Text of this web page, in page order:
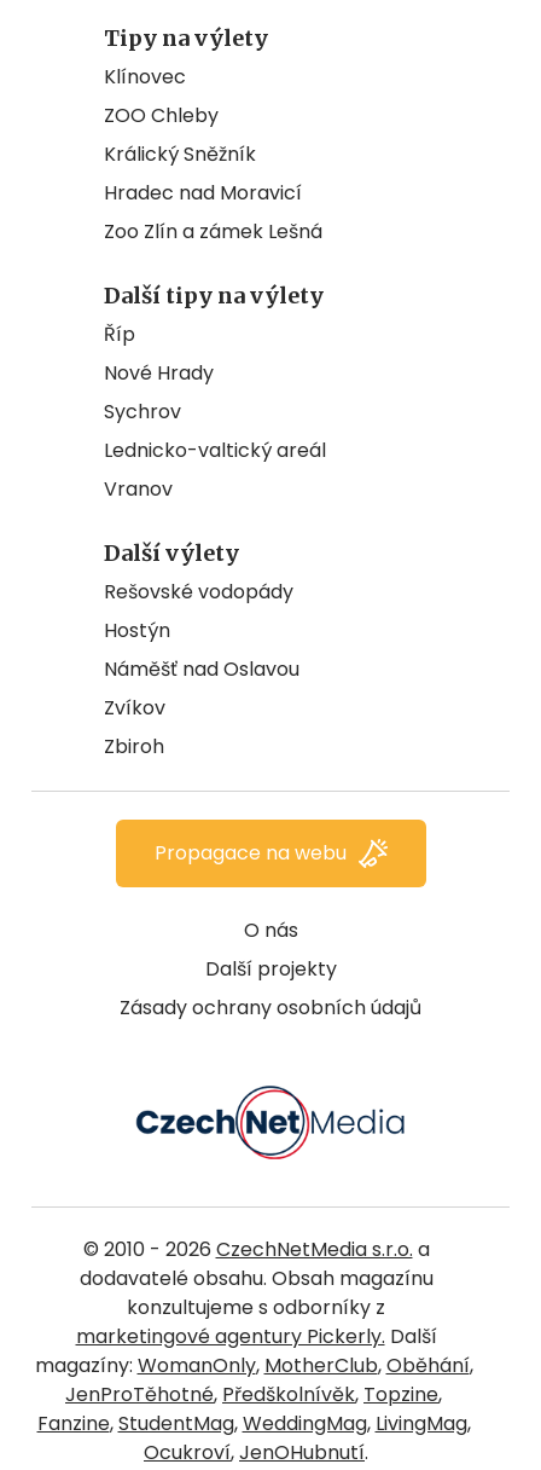
Tipy na výlety
Klínovec
ZOO Chleby
Králický Sněžník
Hradec nad Moravicí
Zoo Zlín a zámek Lešná
Další tipy na výlety
Říp
Nové Hrady
Sychrov
Lednicko-valtický areál
Vranov
Další výlety
Rešovské vodopády
Hostýn
Náměšť nad Oslavou
Zvíkov
Zbiroh
O nás
Další projekty
Zásady ochrany osobních údajů
Propagace na webu
© 2010 - 2026 CzechNetMedia s.r.o. a
dodavatelé obsahu. Obsah magazínu
konzultujeme s odborníky z
marketingové agentury Pickerly. Další
magazíny: WomanOnly, MotherClub,Oběhání,
JenProTěhotné, Předškolnívěk, Topzine,
Fanzine,StudentMag,WeddingMag, LivingMag,
Ocukroví,JenOHubnutí.